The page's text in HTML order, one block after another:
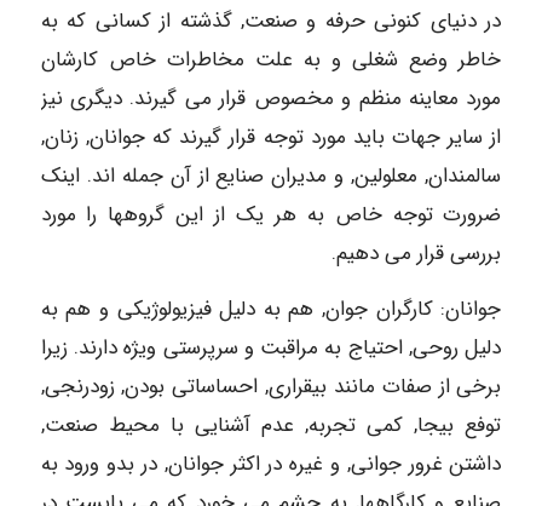
در دنیای کنونی حرفه و صنعت, گذشته از کسانی که به
خاطر وضع شغلی و به علت مخاطرات خاص کارشان
مورد معاینه منظم و مخصوص قرار می گیرند. دیگری نیز
از سایر جهات باید مورد توجه قرار گیرند که جوانان, زنان,
سالمندان, معلولین, و مدیران صنایع از آن جمله اند. اینک
ضرورت توجه خاص به هر یک از این گروهها را مورد
بررسی قرار می دهیم.
جوانان: کارگران جوان, هم به دلیل فیزیولوژیکی و هم به
دلیل روحی, احتیاج به مراقبت و سرپرستی ویژه دارند. زیرا
برخی از صفات مانند بیقراری, احساساتی بودن, زودرنجی,
توفع بیجا, کمی تجربه, عدم آشنایی با محیط صنعت,
داشتن غرور جوانی, و غیره در اکثر جوانان, در بدو ورود به